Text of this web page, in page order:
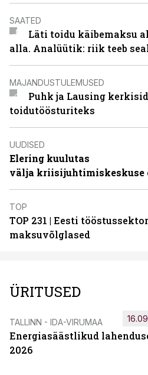
SAATED
Läti toidu käibemaksu
alla. Analüütik: riik teeb
MAJANDUSTULEMUSED
Puhk ja Lausing
toidutöösturiteks
UUDISED
Elering kuulutas
välja kriisijuhtimiskeskuse
TOP
TOP 231 | Eesti
maksuvõlglased
ÜRITUSED
TALLINN - IDA-VIRUMAA
Energiasäästlikud
2026